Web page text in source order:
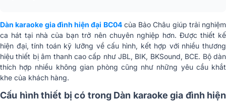
Dàn karaoke gia đình hiện đại BC04của Bảo Châu giúp trải nghiệm
ca hát tại nhà của bạn trở nên chuyên nghiệp hơn. Được thiết kế
hiện đại, tính toán kỹ lưỡng về cấu hình, kết hợp với nhiều thương
hiệu thiết bị âm thanh cao cấp như JBL, BIK, BKSound, BCE. Bộ dàn
thích hợp nhiều không gian phòng cũng như những yêu cầu khắt
khe của khách hàng.
Cấu hình thiết bị có trong Dàn karaoke gia đình hiện